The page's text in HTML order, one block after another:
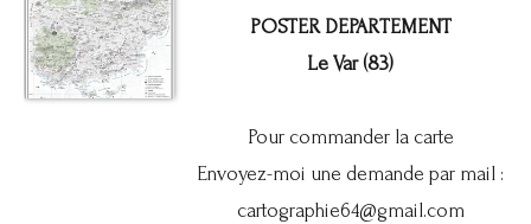
POSTER DEPARTEMENT
Le Var (83)
Pour commander la carte
Envoyez-moi une demande par mail :
cartographie64@gmail.com